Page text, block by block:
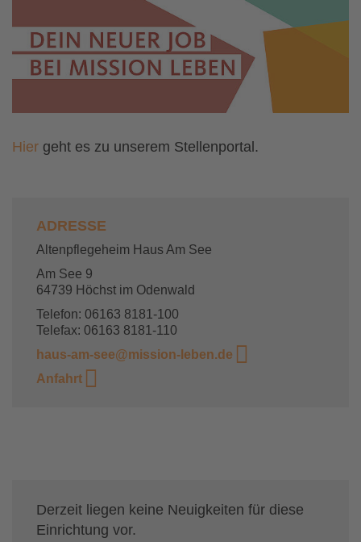
Hier geht es zu unserem Stellenportal.
ADRESSE
Altenpflegeheim Haus Am See
Am See 9
64739 Höchst im Odenwald
Telefon: 06163 8181-100
Telefax: 06163 8181-110
haus-am-see@mission-leben.de
Anfahrt
Derzeit liegen keine Neuigkeiten für diese
Einrichtung vor.